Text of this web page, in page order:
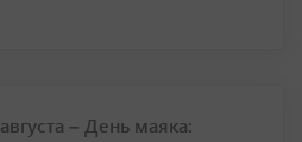
– День маяка: